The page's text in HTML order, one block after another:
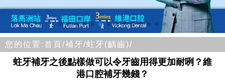
您的位置:首頁/補牙/蛀牙(齲齒)/
蛀牙補牙之後點樣做可以令牙齒用得更加耐咧？維
港口腔補牙幾錢？